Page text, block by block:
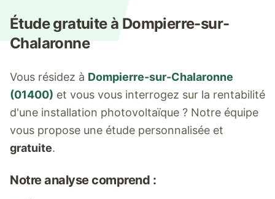
Étude gratuite à Dompierre-sur-
Chalaronne
Vous résidez à Dompierre-sur-Chalaronne
(01400) et vous vous interrogez sur la rentabilité
d'une installation photovoltaïque ? Notre équipe
vous propose une étude personnalisée et
gratuite.
Notre analyse comprend :